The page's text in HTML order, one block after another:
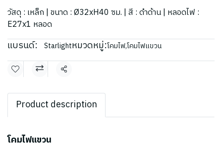
วัสดุ : เหล็ก | ขนาด : Ø32xH40 ซม. | สี : ดำด้าน | หลอดไฟ :
E27x1 หลอด
แบรนด์: Starlightหมวดหมู่:โคมไฟ,โคมไฟแขวน
แชร์
Product description
โคมไฟแขวน